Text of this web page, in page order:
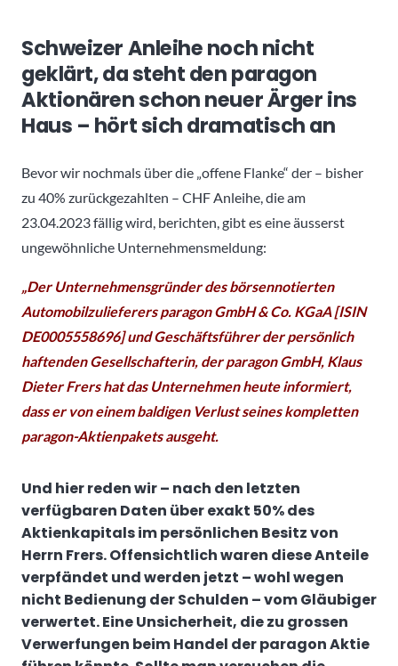
Schweizer Anleihe noch nicht
geklärt, da steht den paragon
Aktionären schon neuer Ärger ins
Haus – hört sich dramatisch an
Bevor wir nochmals über die „offene Flanke“ der – bisher
zu 40% zurückgezahlten – CHF Anleihe, die am
23.04.2023 fällig wird, berichten, gibt es eine äusserst
ungewöhnliche Unternehmensmeldung:
„Der Unternehmensgründer des börsennotierten
Automobilzulieferers paragon GmbH & Co. KGaA [ISIN
DE0005558696] und Geschäftsführer der persönlich
haftenden Gesellschafterin, der paragon GmbH, Klaus
Dieter Frers hat das Unternehmen heute informiert,
dass er von einem baldigen Verlust seines kompletten
paragon-Aktienpakets ausgeht.
Und hier reden wir – nach den letzten
verfügbaren Daten über exakt 50% des
Aktienkapitals im persönlichen Besitz von
Herrn Frers. Offensichtlich waren diese Anteile
verpfändet und werden jetzt – wohl wegen
nicht Bedienung der Schulden – vom Gläubiger
verwertet. Eine Unsicherheit, die zu grossen
Verwerfungen beim Handel der paragon Aktie